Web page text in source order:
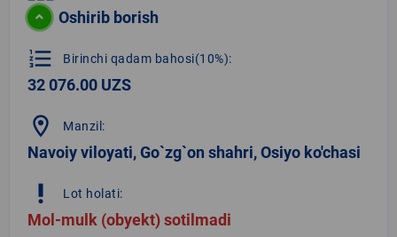
Oshirib borish
format_list_numbered Birinchi qadam bahosi(10%):
32 076.00 UZS
location_on Manzil:
Navoiy viloyati, Go`zg`on shahri, Osiyo ko'chasi
priority_high Lot holati:
Mol-mulk (obyekt) sotilmadi